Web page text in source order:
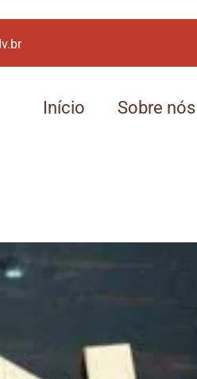
Início Sobre nós